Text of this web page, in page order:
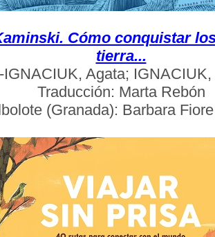
Cómo conquistar
tierra...
IGNACIUK, Agata;
Traducción: Marta Rebón
(Granada): Barbara